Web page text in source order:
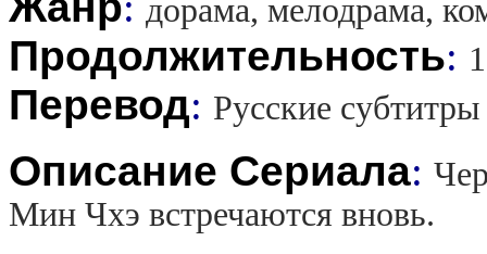
дорама, мелодрама,
Продолжительность:
Перевод: Русские субтитры
Описание Сериала:
Мин Чхэ встречаются вновь.